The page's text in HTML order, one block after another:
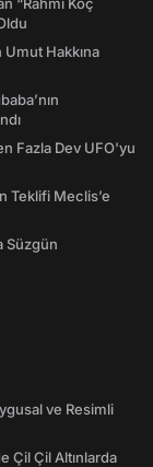
Hakkına
Fazla Dev UFO'yu
Teklifi Meclis’e
Süzgün
ve Resimli
Çil Çil Altınlarda